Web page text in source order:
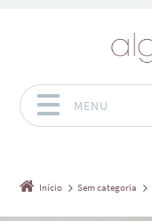
MENU
Início Sem categoria